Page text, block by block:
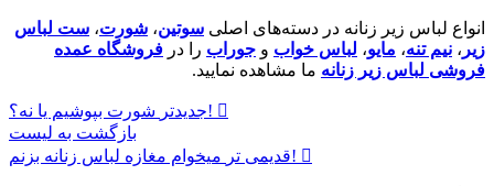
انواع لباس زیر زنانه در دسته‌های اصلی سوتین، شورت، ست لباس
زیر ، نیم تنه، مایو، لباس خواب و جوراب را در فروشگاه عمده
فروشی لباس زیر زنانه ما مشاهده نمایید.
جدیدترشورت بپوشیم یا نه؟!
بازگشت به لیست
قدیمی ترمیخوام مغازه لباس زنانه بزنم!